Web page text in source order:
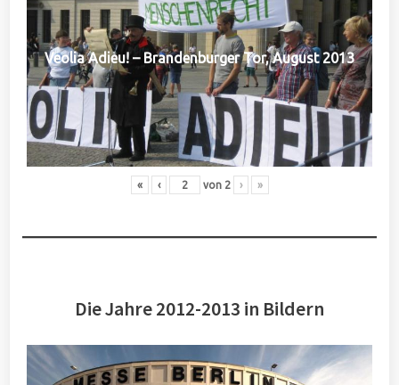
Veolia Adieu! – Brandenburger Tor, August 2013
« ‹ von 2 › »
Die Jahre 2012-2013 in Bildern